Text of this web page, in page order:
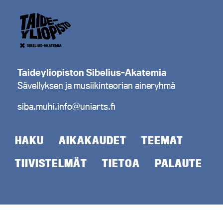
Taideyliopiston Sibelius-Akatemia
Sävellyksen ja musiikinteorian aineryhmä
siba.muhi.info@uniarts.fi
HAKU AIKAKAUDET
TEEMAT
TIIVISTELMÄT
TIETOA PALAUTE